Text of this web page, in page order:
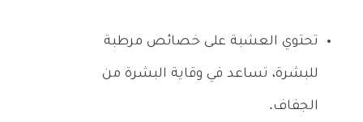
تحتوي العشبة على خصائص مرطبة
للبشرة، تساعد في وقاية البشرة من
الجفاف.